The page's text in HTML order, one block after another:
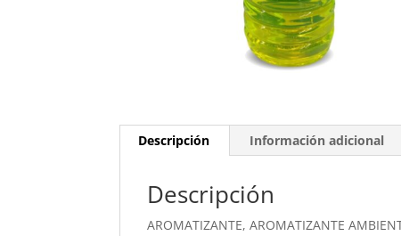
Descripción Información adicional
Descripción
AROMATIZANTE, AROMATIZANTE